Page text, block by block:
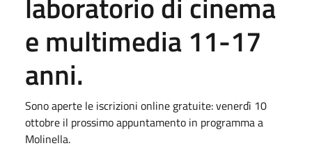
e multimedia 11-17
anni.
Sono aperte le iscrizioni online gratuite: venerdì 10
ottobre il prossimo appuntamento in programma a
Molinella.